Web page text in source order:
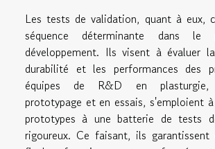
Les tests de validation, quant à eux,
séquence déterminante dans le
développement. Ils visent à évaluer
durabilité et les performances des
équipes de R&D en plasturgie,
prototypage et en essais, s'emploient
prototypes à une batterie de tests
rigoureux. Ce faisant, ils garantissent